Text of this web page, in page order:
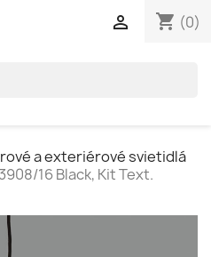
shopping_cart (0)

a exteriérové svietidlá
16 Black, Kit Text.